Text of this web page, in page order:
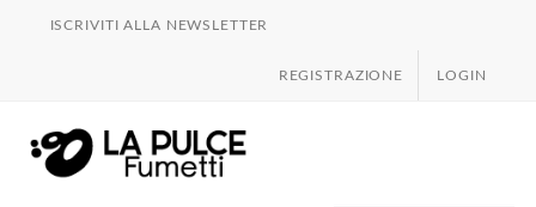
ISCRIVITI ALLA NEWSLETTER
REGISTRAZIONE LOGIN